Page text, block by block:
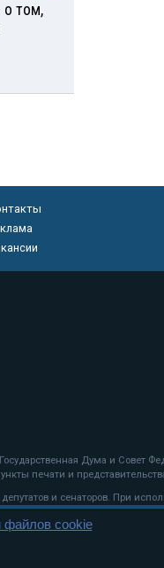
том,
Дума и Совет
печати и
и сенаторов. При
файлов cookie